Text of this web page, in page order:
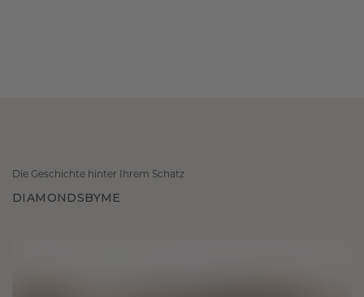
Die Geschichte hinter Ihrem Schatz
DIAMONDSBYME